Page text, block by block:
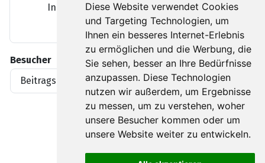
Diese Website verwendet Cookies
und Targeting Technologien, um
Ihnen ein besseres Internet-Erlebnis
zu ermöglichen und die Werbung, die
Sie sehen, besser an Ihre Bedürfnisse
anzupassen. Diese Technologien
nutzen wir außerdem, um Ergebnisse
zu messen, um zu verstehen, woher
unsere Besucher kommen oder um
unsere Website weiter zu entwickeln.
In den vergangenen Jahren...
Besucher
Beitragsaufrufe
1919396